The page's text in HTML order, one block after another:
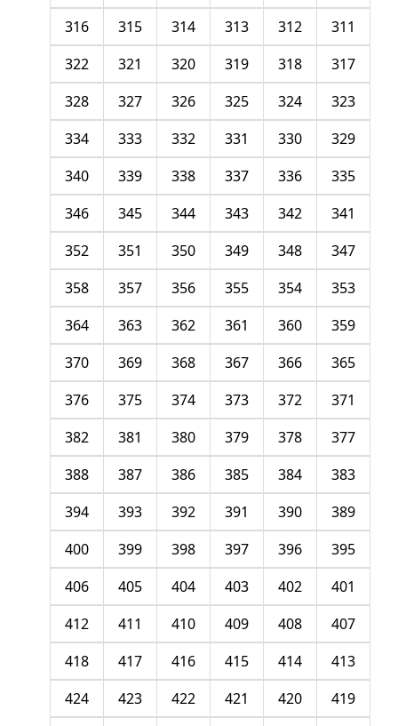
311
312
313
314
315
316
317
318
319
320
321
322
323
324
325
326
327
328
329
330
331
332
333
334
335
336
337
338
339
340
341
342
343
344
345
346
347
348
349
350
351
352
353
354
355
356
357
358
359
360
361
362
363
364
365
366
367
368
369
370
371
372
373
374
375
376
377
378
379
380
381
382
383
384
385
386
387
388
389
390
391
392
393
394
395
396
397
398
399
400
401
402
403
404
405
406
407
408
409
410
411
412
413
414
415
416
417
418
419
420
421
422
423
424